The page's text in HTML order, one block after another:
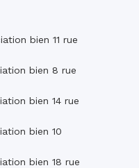
bien 11 rue
bien 8 rue
bien 14 rue
bien 10
bien 18 rue